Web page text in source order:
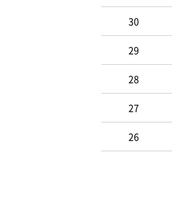
30
29
28
27
26